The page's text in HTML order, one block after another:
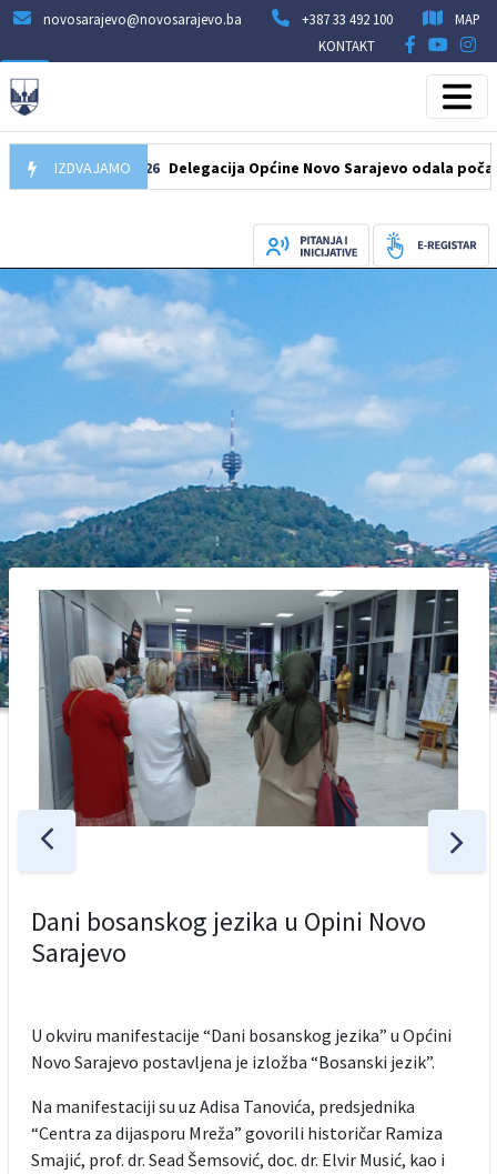
novosarajevo@novosarajevo.ba +387 33 492 100
MAP
KONTAKT
IZDVAJAMO
07.08.2026 Delegacija Općine Novo Sarajevo odala počast
Dani bosanskog jezika u Opini Novo
Sarajevo
U okviru manifestacije “Dani bosanskog jezika” u Općini
Novo Sarajevo postavljena je izložba “Bosanski jezik”.
Na manifestaciji su uz Adisa Tanovića, predsjednika
“Centra za dijasporu Mreža” govorili historičar Ramiza
Smajić, prof. dr. Sead Šemsović, doc. dr. Elvir Musić, kao i